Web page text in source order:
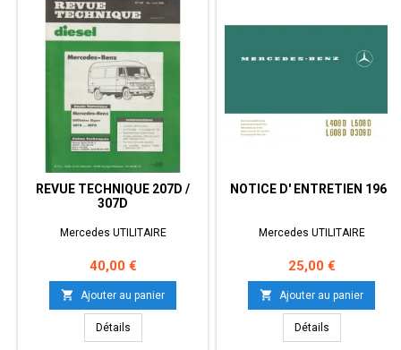
REVUE TECHNIQUE 207D /
307D
Mercedes UTILITAIRE
Prix
40,00 €
 Ajouter au panier
Détails
NOTICE D' ENTRETIEN 1969
Mercedes UTILITAIRE
Prix
25,00 €
 Ajouter au panier
Détails